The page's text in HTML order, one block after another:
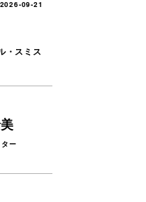
09-21
・スミス
ー